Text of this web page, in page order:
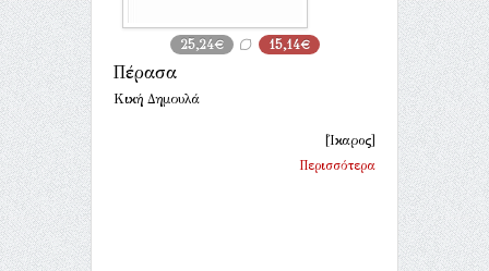
25,24€ 15,14€
Πέρασα
Κική Δημουλά
[Ίκαρος]
Περισσότερα